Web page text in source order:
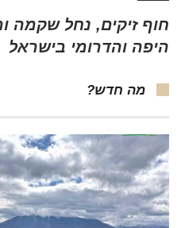
חוף זיקים, נחל שקמה
היפה והדרומי בישראל
מה חדש?